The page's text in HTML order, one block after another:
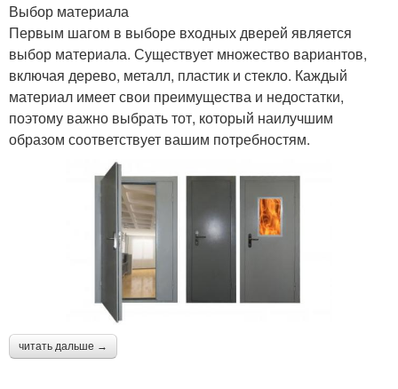
Выбор материала
Первым шагом в выборе входных дверей является
выбор материала. Существует множество вариантов,
включая дерево, металл, пластик и стекло. Каждый
материал имеет свои преимущества и недостатки,
поэтому важно выбрать тот, который наилучшим
образом соответствует вашим потребностям.
читать дальше →